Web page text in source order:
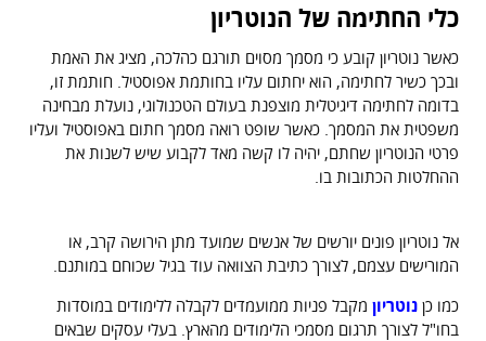
כלי החתימה של הנוטריון
כאשר נוטריון קובע כי מסמך מסוים תורגם כהלכה, מציג את האמת
ובכך כשיר לחתימה, הוא יחתום עליו בחותמת אפוסטיל. חותמת זו,
בדומה לחתימה דיגיטלית מוצפנת בעולם הטכנולוגי, נועלת מבחינה
משפטית את המסמך. כאשר שופט רואה מסמך חתום באפוסטיל ועליו
פרטי הנוטריון שחתם, יהיה לו קשה מאד לקבוע שיש לשנות את
ההחלטות הכתובות בו.
אל נוטריון פונים יורשים של אנשים שמועד מתן הירושה קרב, או
המורישים עצמם, לצורך כתיבת הצוואה עוד בגיל שכוחם במותנם.
כמו כן נוטריון מקבל פניות ממועמדים לקבלה ללימודים במוסדות
בחו"ל לצורך תרגום מסמכי הלימודים מהארץ. בעלי עסקים שבאים